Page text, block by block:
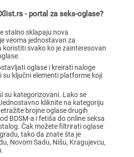
- portal za seks-oglase?
stalno sklapaju nova
veoma jednostavan za
koristiti svako ko je zainteresovan
oglase i kreirati naloge
su ključni elementi platforme koji
su kategorizovani. Lako se
kliknite na kategoriju
brojne oglase drugih
BDSM-a i fetiša do online seksa
Čak možete filtrirati oglase
tako da znate šta je
Novom Sadu, Nišu, Kragujevcu,